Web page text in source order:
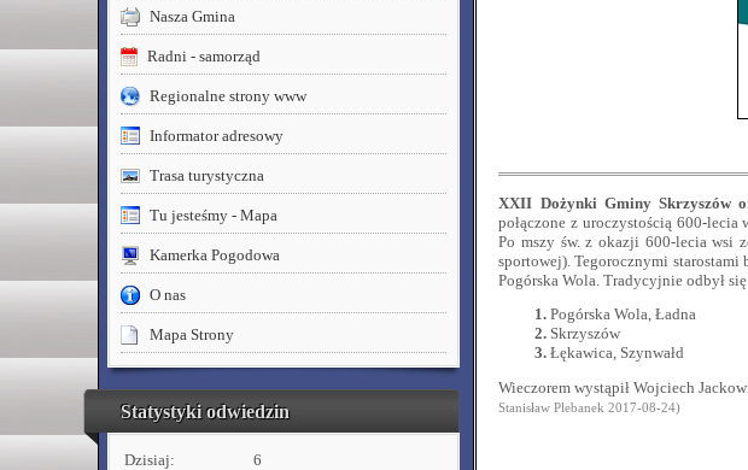
Nasza Gmina
Radni - samorząd
Regionalne strony www
Informator adresowy
Trasa turystyczna
Tu jesteśmy - Mapa
Kamerka Pogodowa
O nas
Mapa Strony
Statystyki odwiedzin
Dzisiaj:
6
XXII Dożynki Gminy Skrzyszów
połączone z uroczystością 600-lecia
Po mszy św. z okazji 600-lecia wsi
sportowej). Tegorocznymi starostami
Pogórska Wola. Tradycyjnie odbył
1. Pogórska Wola, Ładna
2. Skrzyszów
3. Łękawica, Szynwałd
Wieczorem wystąpił Wojciech
Stanisław Plebanek2017-08-24)